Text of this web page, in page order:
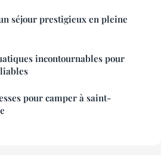
séjour prestigieux en pleine
incontournables pour
pour camper à saint-